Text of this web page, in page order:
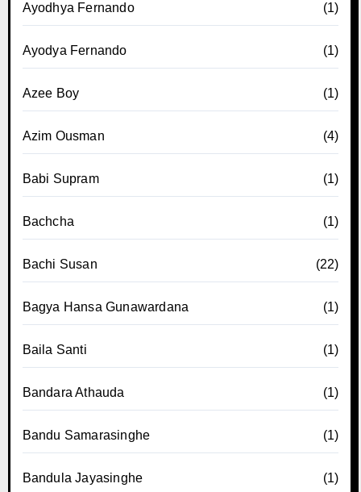
Ayodhya Fernando (1)
Ayodya Fernando (1)
Azee Boy (1)
Azim Ousman (4)
Babi Supram (1)
Bachcha (1)
Bachi Susan (22)
Bagya Hansa Gunawardana (1)
Baila Santi (1)
Bandara Athauda (1)
Bandu Samarasinghe (1)
Bandula Jayasinghe (1)